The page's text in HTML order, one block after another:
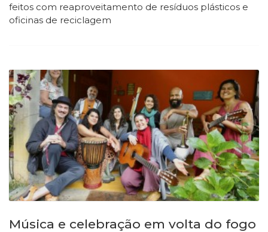
feitos com reaproveitamento de resíduos plásticos e
oficinas de reciclagem
Música e celebração em volta do fogo